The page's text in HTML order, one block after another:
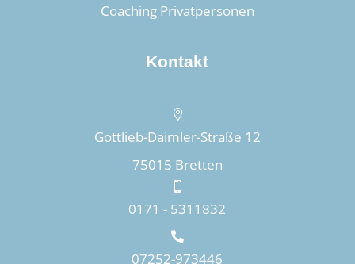
Coaching Privatpersonen
Kontakt

Gottlieb-Daimler-Straße 12
75015 Bretten

0171 - 5311832

07252-973446